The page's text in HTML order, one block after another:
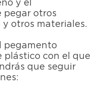
y el
pegar otros
otros materiales.
pegamento
plástico con el que
que seguir